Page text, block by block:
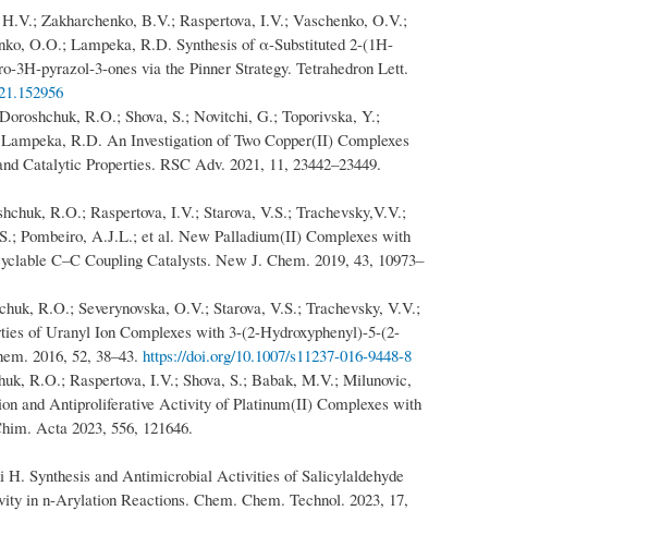
Zakharchenko, B.V.; Raspertova, I.V.; Vaschenko, O.V.;
O.O.; Lampeka, R.D. Synthesis of α-Substituted 2-(1H-
3H-pyrazol-3-ones via the Pinner Strategy. Tetrahedron Lett.
R.O.; Shova, S.; Novitchi, G.; Toporivska, Y.;
R.D. An Investigation of Two Copper(II) Complexes
Catalytic Properties. RSC Adv. 2021, 11, 23442–23449.
R.O.; Raspertova, I.V.; Starova, V.S.; Trachevsky,V.V.;
Pombeiro, A.J.L.; et al. New Palladium(II) Complexes with
C–C Coupling Catalysts. New J. Chem. 2019, 43, 10973–
R.O.; Severynovska, O.V.; Starova, V.S.; Trachevsky, V.V.;
of Uranyl Ion Complexes with 3-(2-Hydroxyphenyl)-5-(2-
2016, 52, 38–43. https://doi.org/10.1007/s11237-016-9448-8
R.O.; Raspertova, I.V.; Shova, S.; Babak, M.V.; Milunovic,
and Antiproliferative Activity of Platinum(II) Complexes with
Acta 2023, 556, 121646.
Synthesis and Antimicrobial Activities of Salicylaldehyde
in n-Arylation Reactions. Chem. Chem. Technol. 2023, 17,